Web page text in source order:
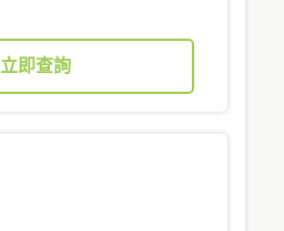
立即查詢